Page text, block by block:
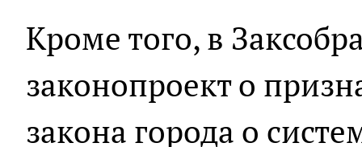
Кроме того, в
законопроект о
закона города о